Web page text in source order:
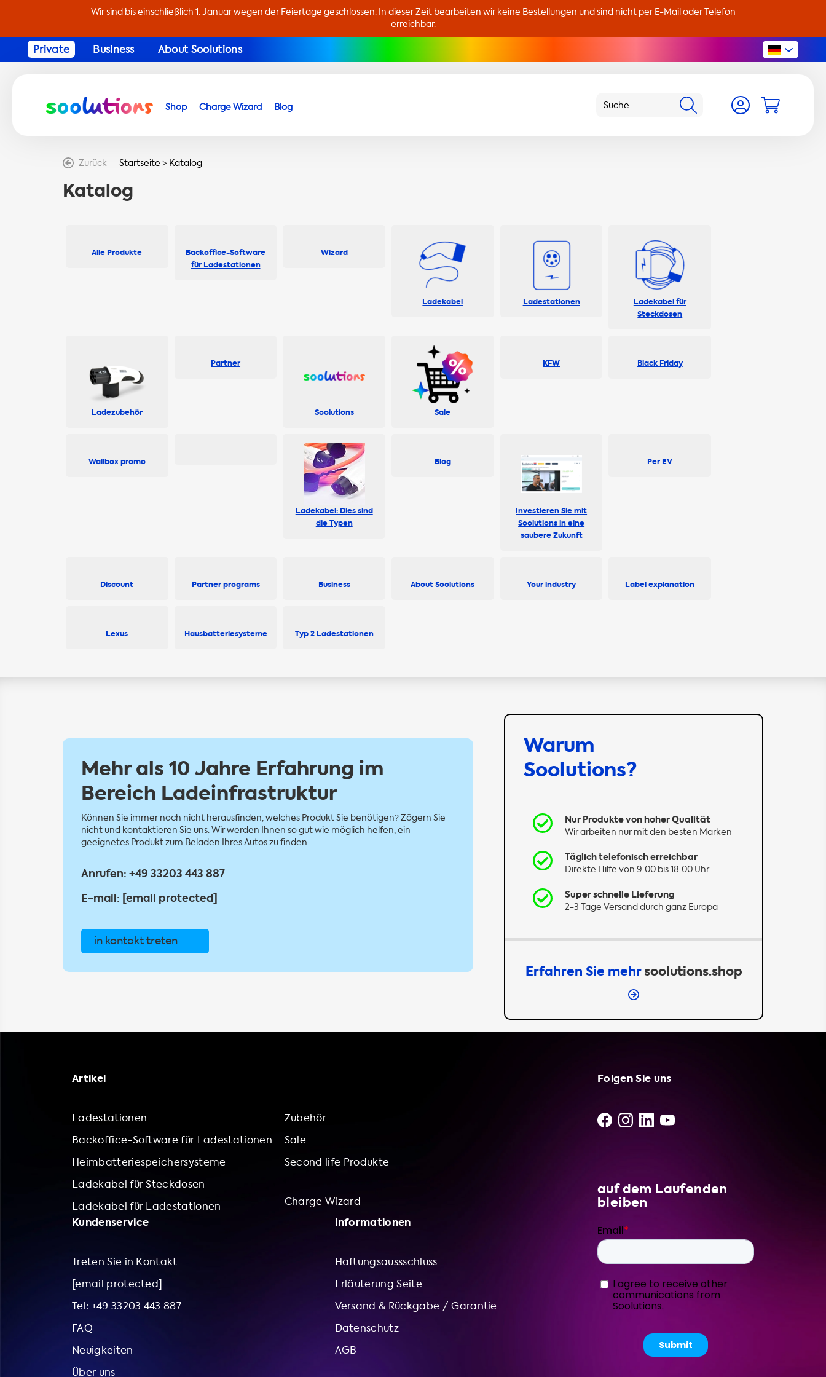
Wir sind bis einschließlich 1. Januar wegen der Feiertage geschlossen. In dieser Zeit bearbeiten wir keine Bestellungen und sind nicht per E-Mail oder Telefon
erreichbar.
Private Business About Soolutions
Shop Charge Wizard Blog
Zurück Startseite > Katalog
Katalog
Alle Produkte
Backoffice-Software
für Ladestationen
Wizard
Ladekabel Ladestationen
Ladekabel für
Steckdosen
Ladezubehör
Partner
Soolutions Sale
KFW Black Friday
Wallbox promo
Ladekabel: Dies sind
die Typen
Blog
Investieren Sie mit
Soolutions in eine
saubere Zukunft
Per EV
Discount Partner programs Business About Soolutions Your industry Label explanation
Lexus Hausbatteriesysteme Typ 2 Ladestationen
Mehr als 10 Jahre Erfahrung im
Bereich Ladeinfrastruktur
Können Sie immer noch nicht herausfinden, welches Produkt Sie benötigen? Zögern Sie
nicht und kontaktieren Sie uns. Wir werden Ihnen so gut wie möglich helfen, ein
geeignetes Produkt zum Beladen Ihres Autos zu finden.
Anrufen: +49 33203 443 887
E-mail: [email protected]
in kontakt treten
Warum
Soolutions?
Nur Produkte von hoher Qualität
Wir arbeiten nur mit den besten Marken
Täglich telefonisch erreichbar
Direkte Hilfe von 9:00 bis 18:00 Uhr
Super schnelle Lieferung
2-3 Tage Versand durch ganz Europa
Erfahren Sie mehrsoolutions.shop
Artikel
Ladestationen
Backoffice-Software für Ladestationen
Heimbatteriespeichersysteme
Ladekabel für Steckdosen
Ladekabel für Ladestationen
Zubehör
Sale
Second life Produkte
Charge Wizard
Kundenservice
Treten Sie in Kontakt
[email protected]
Tel: +49 33203 443 887
FAQ
Neuigkeiten
Über uns
Informationen
Haftungsaussschluss
Erläuterung Seite
Versand & Rückgabe / Garantie
Datenschutz
AGB
Folgen Sie uns
auf dem Laufenden
bleiben